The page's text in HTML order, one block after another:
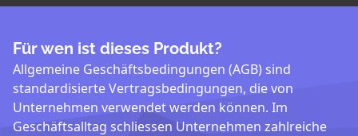
Für wen ist dieses Produkt?
Allgemeine Geschäftsbedingungen (AGB) sind
standardisierte Vertragsbedingungen, die von
Unternehmen verwendet werden können. Im
Geschäftsalltag schliessen Unternehmen zahlreiche